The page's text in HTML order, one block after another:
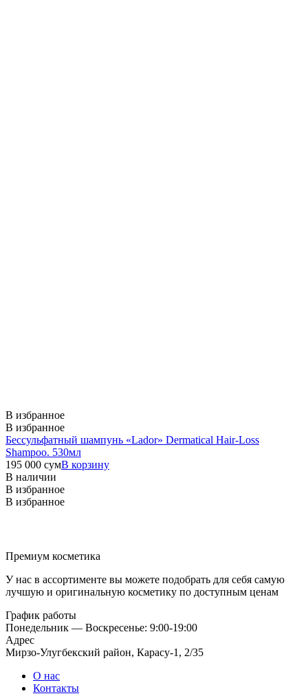
В избранное
В избранное
Бессульфатный шампунь «Lador» Dermatical Hair-Loss
Shampoo. 530мл
195 000 сумВ корзину
В наличии
В избранное
В избранное
Премиум косметика
У нас в ассортименте вы можете подобрать для себя самую
лучшую и оригинальную косметику по доступным ценам
График работы
Понедельник — Воскресенье: 9:00-19:00
Адрес
Мирзо-Улугбекский район, Карасу-1, 2/35
О нас
Контакты